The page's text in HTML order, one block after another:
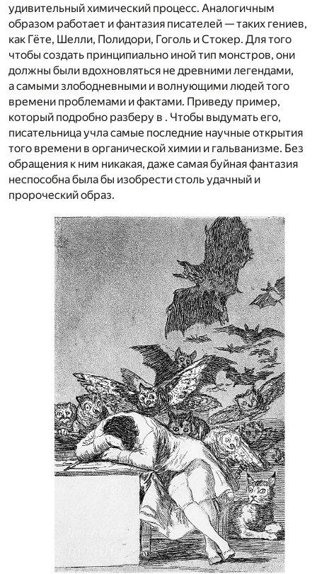
удивительный химический процесс. Аналогичным
образом работает и фантазия писателей — таких гениев,
как Гёте, Шелли, Полидори, Гоголь и Стокер. Для того
чтобы создать принципиально иной тип монстров, они
должны были вдохновляться не древними легендами,
а самыми злободневными и волнующими людей того
времени проблемами и фактами. Приведу пример,
который подробно разберу в . Чтобы выдумать его,
писательница учла самые последние научные открытия
того времени в органической химии и гальванизме. Без
обращения к ним никакая, даже самая буйная фантазия
неспособна была бы изобрести столь удачный и
пророческий образ.